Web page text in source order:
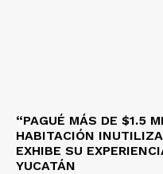
“PAGUÉ MÁS DE $1.5
HABITACIÓN
EXHIBE SU
YUCATÁN